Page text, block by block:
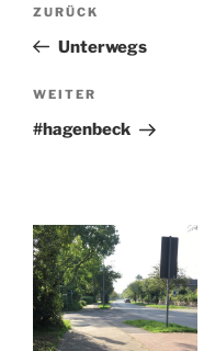
Vorheriger
Beitrag
ZURÜCK
Unterwegs
Nächster
Beitrag
WEITER
#hagenbeck